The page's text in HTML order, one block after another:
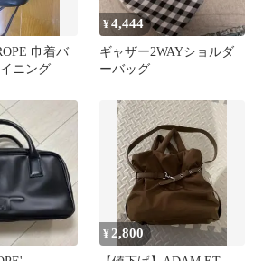
巾着バ
ニング
¥4,444
ギャザー2WAYショルダ
ーバッグ
¥ 2,800